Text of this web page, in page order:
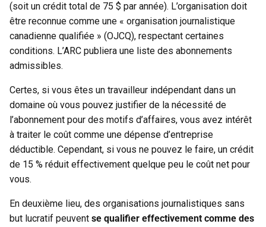
(soit un crédit total de 75 $ par année). L’organisation doit
être reconnue comme une « organisation journalistique
canadienne qualifiée » (OJCQ), respectant certaines
conditions. L’ARC publiera une liste des abonnements
admissibles.
Certes, si vous êtes un travailleur indépendant dans un
domaine où vous pouvez justifier de la nécessité de
l’abonnement pour des motifs d’affaires, vous avez intérêt
à traiter le coût comme une dépense d’entreprise
déductible. Cependant, si vous ne pouvez le faire, un crédit
de 15 % réduit effectivement quelque peu le coût net pour
vous.
En deuxième lieu, des organisations journalistiques sans
but lucratif peuvent se qualifier effectivement comme des